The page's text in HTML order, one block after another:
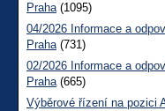
Praha(1095)
04/2026 Informace a
Praha(731)
02/2026 Informace a
Praha(665)
Výběrové řízení na pozici